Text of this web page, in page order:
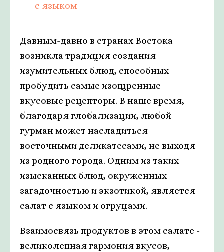
с языком
Давным-давно в странах Востока
возникла традиция создания
изумительных блюд, способных
пробудить самые изощренные
вкусовые рецепторы. В наше время,
благодаря глобализации, любой
гурман может насладиться
восточными деликатесами, не выходя
из родного города. Одним из таких
изысканных блюд, окруженных
загадочностью и экзотикой, является
салат с языком и огруцами.
Взаимосвязь продуктов в этом салате -
великолепная гармония вкусов,